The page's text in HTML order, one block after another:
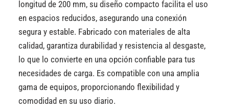
longitud de 200 mm, su diseño compacto facilita el uso
en espacios reducidos, asegurando una conexión
segura y estable. Fabricado con materiales de alta
calidad, garantiza durabilidad y resistencia al desgaste,
lo que lo convierte en una opción confiable para tus
necesidades de carga. Es compatible con una amplia
gama de equipos, proporcionando flexibilidad y
comodidad en su uso diario.